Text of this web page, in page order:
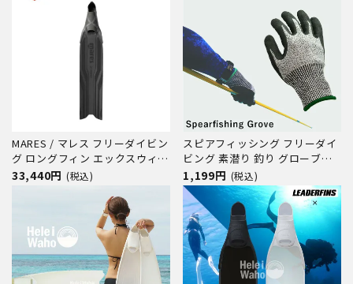
MARES / マレス フリーダイビン
グ ロングフィン エックスウィン
グ PRO ダイビング 軽器材 フ
リーダイビング スキューバ スキ
33,440円 (税込)
スピアフィッシング フリーダイ
ビング 素潜り 釣り グローブ
The standard
1,199円 (税込)